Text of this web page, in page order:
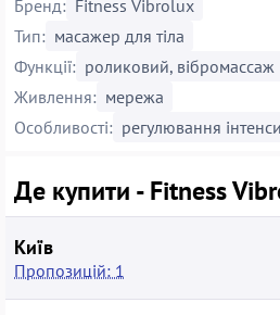
Бренд: Fitness Vibrolux
Тип: масажер для тіла
Функції: роликовий, вібромассаж
Живлення: мережа
Особливості: регулювання
Де купити - Fitness
Київ
Пропозицій: 1